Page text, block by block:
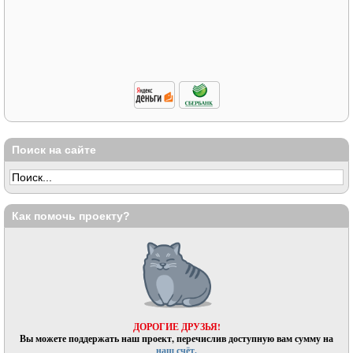
Поиск на сайте
Как помочь проекту?
ДОРОГИЕ ДРУЗЬЯ!
Вы можете поддержать наш проект, перечислив доступную вам сумму на
наш счёт.